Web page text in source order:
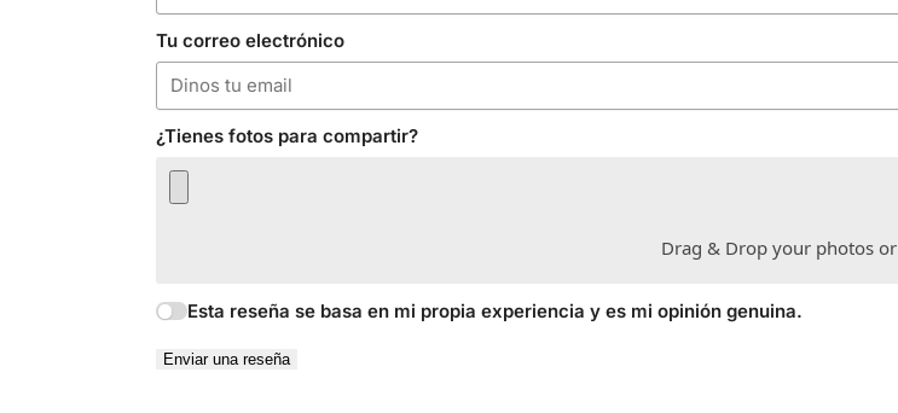
Tu correo electrónico
¿Tienes fotos para compartir?
Drag & Drop your photos or
Esta reseña se basa en mi propia experiencia y es mi opinión genuina.
Enviar una reseña